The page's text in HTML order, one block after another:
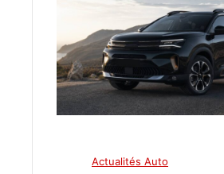
Actualités Auto